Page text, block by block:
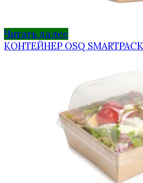
Читать далее
КОНТЕЙНЕР OSQ